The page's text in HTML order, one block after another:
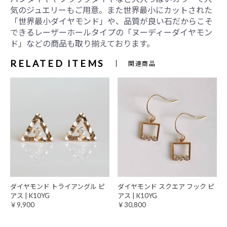
気のジュエリーもご用意。また世界最小にカットされた
「世界最小ダイヤモンド」や、品質が良い石だからこそ
できるレーザーホールタイプの「ヌーディーダイヤモン
ド」などの商品も取り揃えております。
RELATED ITEMS 関連商品
ダイヤモンド トライアングル ピ
アス | K10YG
￥9,900
ダイヤモンド スクエア フック ピ
アス | K10YG
￥30,800